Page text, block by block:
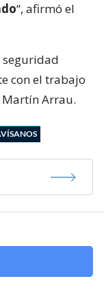
“, afirmó el
seguridad
con el trabajo
Arrau.